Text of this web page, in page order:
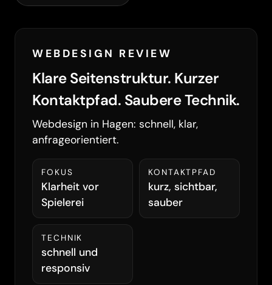
WEBDESIGN REVIEW
Klare Seitenstruktur. Kurzer
Kontaktpfad. Saubere Technik.
Webdesign in Hagen: schnell, klar,
anfrageorientiert.
FOKUS
Klarheit vor
Spielerei
KONTAKTPFAD
kurz, sichtbar,
sauber
TECHNIK
schnell und
responsiv